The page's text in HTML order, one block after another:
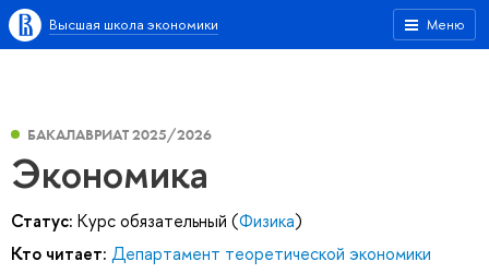
Меню
Высшая школа экономики
БАКАЛАВРИАТ 2025/2026
Экономика
Статус: Курс обязательный (Физика)
Кто читает: Департамент теоретической экономики